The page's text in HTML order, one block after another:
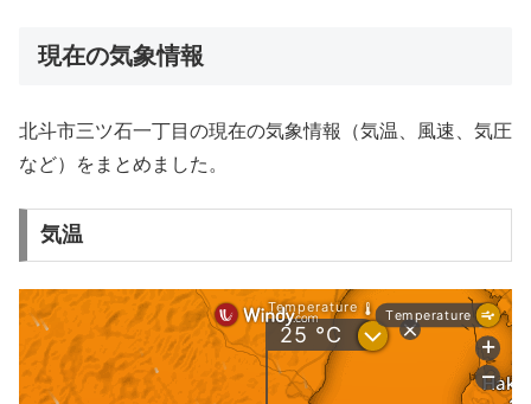
現在の気象情報
北斗市三ツ石一丁目の現在の気象情報（気温、風速、気圧
など）をまとめました。
気温